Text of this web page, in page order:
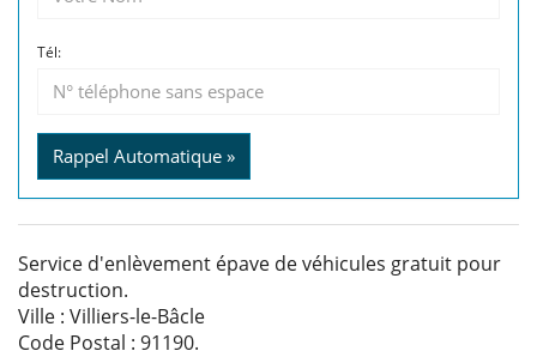
Tél:
Rappel Automatique »
Service d'enlèvement épave de véhicules gratuit pour
destruction.
Ville : Villiers-le-Bâcle
Code Postal : 91190.